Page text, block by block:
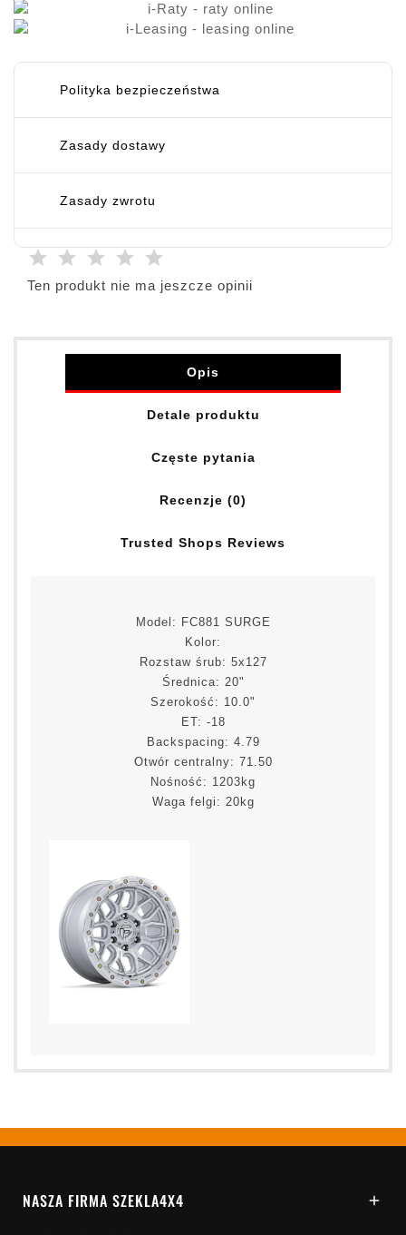
Polityka bezpieczeństwa
Zasady dostawy
Zasady zwrotu
Ten produkt nie ma jeszcze opinii
Opis
Detale produktu
Częste pytania
Recenzje (0)
Trusted Shops Reviews
Model: FC881 SURGE
Kolor:
Rozstaw śrub: 5x127
Średnica: 20"
Szerokość: 10.0"
ET: -18
Backspacing: 4.79
Otwór centralny: 71.50
Nośność: 1203kg
Waga felgi: 20kg
NASZA FIRMA SZEKLA4X4 